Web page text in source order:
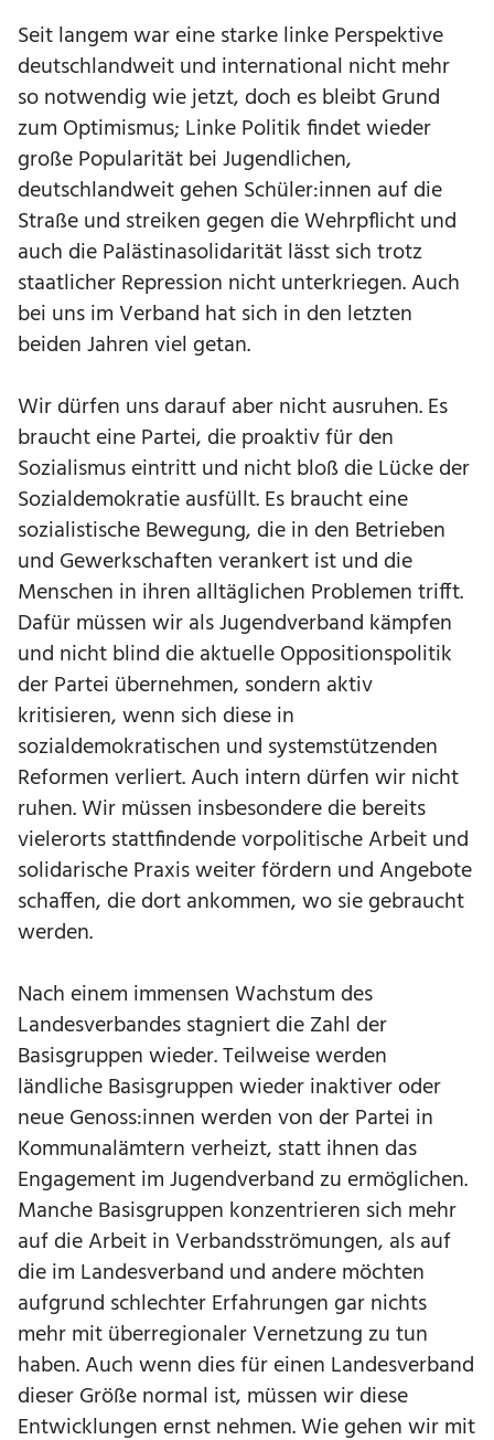
Seit langem war eine starke linke Perspektive
deutschlandweit und international nicht mehr
so notwendig wie jetzt, doch es bleibt Grund
zum Optimismus; Linke Politik findet wieder
große Popularität bei Jugendlichen,
deutschlandweit gehen Schüler:innen auf die
Straße und streiken gegen die Wehrpflicht und
auch die Palästinasolidarität lässt sich trotz
staatlicher Repression nicht unterkriegen. Auch
bei uns im Verband hat sich in den letzten
beiden Jahren viel getan.
Wir dürfen uns darauf aber nicht ausruhen. Es
braucht eine Partei, die proaktiv für den
Sozialismus eintritt und nicht bloß die Lücke der
Sozialdemokratie ausfüllt. Es braucht eine
sozialistische Bewegung, die in den Betrieben
und Gewerkschaften verankert ist und die
Menschen in ihren alltäglichen Problemen trifft.
Dafür müssen wir als Jugendverband kämpfen
und nicht blind die aktuelle Oppositionspolitik
der Partei übernehmen, sondern aktiv
kritisieren, wenn sich diese in
sozialdemokratischen und systemstützenden
Reformen verliert. Auch intern dürfen wir nicht
ruhen. Wir müssen insbesondere die bereits
vielerorts stattfindende vorpolitische Arbeit und
solidarische Praxis weiter fördern und Angebote
schaffen, die dort ankommen, wo sie gebraucht
werden.
Nach einem immensen Wachstum des
Landesverbandes stagniert die Zahl der
Basisgruppen wieder. Teilweise werden
ländliche Basisgruppen wieder inaktiver oder
neue Genoss:innen werden von der Partei in
Kommunalämtern verheizt, statt ihnen das
Engagement im Jugendverband zu ermöglichen.
Manche Basisgruppen konzentrieren sich mehr
auf die Arbeit in Verbandsströmungen, als auf
die im Landesverband und andere möchten
aufgrund schlechter Erfahrungen gar nichts
mehr mit überregionaler Vernetzung zu tun
haben. Auch wenn dies für einen Landesverband
dieser Größe normal ist, müssen wir diese
Entwicklungen ernst nehmen. Wie gehen wir mit